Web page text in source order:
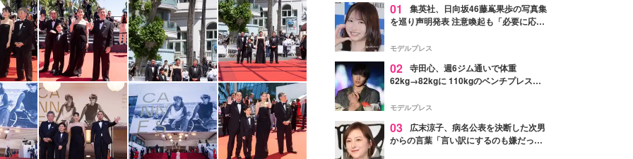
01
集英社、日向坂46藤嶌果歩の写真集
を巡り声明発表 注意喚起も「必要に応じ
モデルプレス
02 寺田心、週6ジム通いで体重
62kg→82kgに 110kgのベンチプレス持
「かっこいい」と反響
モデルプレス
03
広末涼子、病名公表を決断した次男
からの言葉「言い訳にするのも嫌だっ